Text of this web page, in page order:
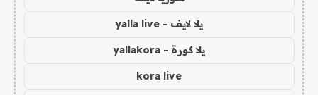
يلا لايف - yalla live
يلا كورة - yallakora
kora live